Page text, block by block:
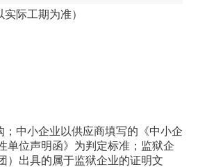
际工期为准）
中小企业以供应商填写的《中小企
单位声明函》为判定标准；监狱企
）出具的属于监狱企业的证明文